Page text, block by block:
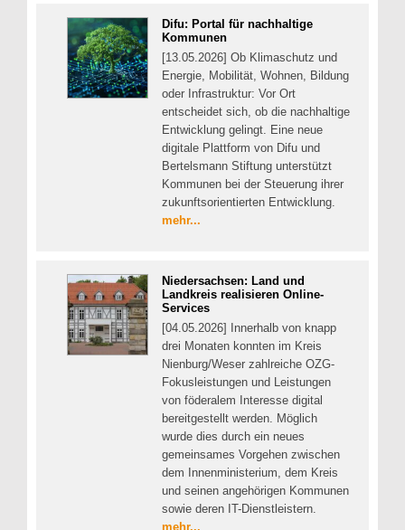
Difu: Portal für nachhaltige
Kommunen
[13.05.2026] Ob Klimaschutz und
Energie, Mobilität, Wohnen, Bildung
oder Infrastruktur: Vor Ort
entscheidet sich, ob die nachhaltige
Entwicklung gelingt. Eine neue
digitale Plattform von Difu und
Bertelsmann Stiftung unterstützt
Kommunen bei der Steuerung ihrer
zukunftsorientierten Entwicklung.
mehr...
Niedersachsen: Land und
Landkreis realisieren Online-
Services
[04.05.2026] Innerhalb von knapp
drei Monaten konnten im Kreis
Nienburg/Weser zahlreiche OZG-
Fokusleistungen und Leistungen
von föderalem Interesse digital
bereitgestellt werden. Möglich
wurde dies durch ein neues
gemeinsames Vorgehen zwischen
dem Innenministerium, dem Kreis
und seinen angehörigen Kommunen
sowie deren IT-Dienstleistern.
mehr...